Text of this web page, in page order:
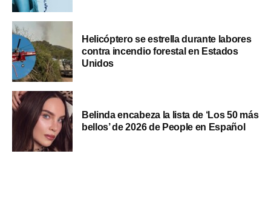
Helicóptero se estrella durante labores
contra incendio forestal en Estados
Unidos
Belinda encabeza la lista de ‘Los 50 más
bellos’ de 2026 de People en Español